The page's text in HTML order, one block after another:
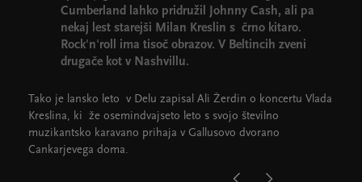
Cumberland lahko pridružil Johnny Cash, ali pa
nekaj lest starejši Milan Kreslin s črno kitaro.
Rock'n'roll ima tisoč obrazov. V Beltincih zveni
drugače kot v Nashvillu.
Tako je lansko leto v Delu zapisal Ali Žerdin o koncertu Vlada
Kreslina, ki že osemindvajseto leto s svojo številno
muzikantsko karavano prihaja v Gallusovo dvorano
Cankarjevega doma.